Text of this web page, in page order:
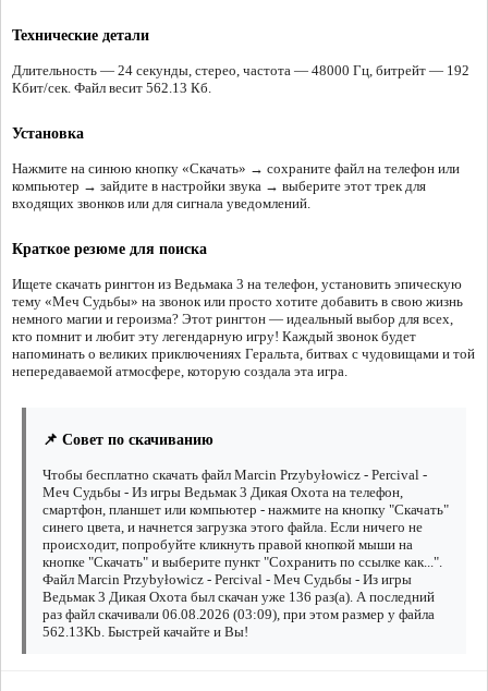
Технические детали
Длительность — 24 секунды, стерео, частота — 48000 Гц, битрейт — 192
Кбит/сек. Файл весит 562.13 Кб.
Установка
Нажмите на синюю кнопку «Скачать» → сохраните файл на телефон или
компьютер → зайдите в настройки звука → выберите этот трек для
входящих звонков или для сигнала уведомлений.
Краткое резюме для поиска
Ищете скачать рингтон из Ведьмака 3 на телефон, установить эпическую
тему «Меч Судьбы» на звонок или просто хотите добавить в свою жизнь
немного магии и героизма? Этот рингтон — идеальный выбор для всех,
кто помнит и любит эту легендарную игру! Каждый звонок будет
напоминать о великих приключениях Геральта, битвах с чудовищами и той
непередаваемой атмосфере, которую создала эта игра.
📌 Совет по скачиванию
Чтобы бесплатно скачать файл Marcin Przybyłowicz - Percival -
Меч Судьбы - Из игры Ведьмак 3 Дикая Охота на телефон,
смартфон, планшет или компьютер - нажмите на кнопку "Скачать"
синего цвета, и начнется загрузка этого файла. Если ничего не
происходит, попробуйте кликнуть правой кнопкой мыши на
кнопке "Скачать" и выберите пункт "Сохранить по ссылке как...".
Файл Marcin Przybyłowicz - Percival - Меч Судьбы - Из игры
Ведьмак 3 Дикая Охота был скачан уже 136 раз(а). А последний
раз файл скачивали 06.08.2026 (03:09), при этом размер у файла
562.13Kb. Быстрей качайте и Вы!